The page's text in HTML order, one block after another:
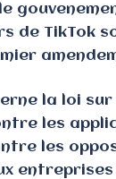
de TikTok
la loi
les
les
entreprises